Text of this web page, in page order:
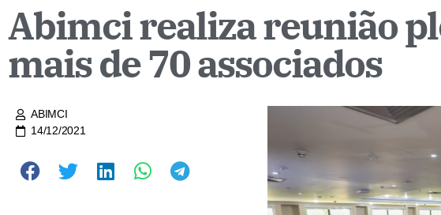
Abimci realiza reunião
mais de 70 associados
ABIMCI
14/12/2021